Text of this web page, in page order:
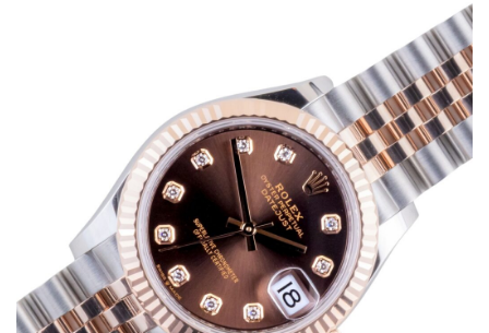
Add to
wishlist